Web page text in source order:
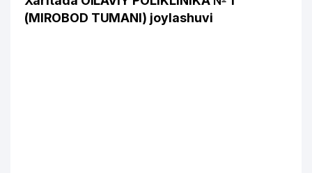
(MIROBOD TUMANI) joylashuvi